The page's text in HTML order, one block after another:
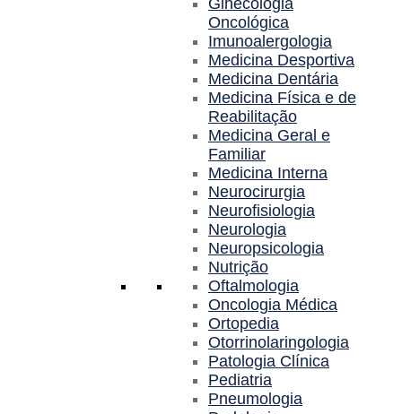
Ginecologia
Oncológica
Imunoalergologia
Medicina Desportiva
Medicina Dentária
Medicina Física e de
Reabilitação
Medicina Geral e
Familiar
Medicina Interna
Neurocirurgia
Neurofisiologia
Neurologia
Neuropsicologia
Nutrição
Oftalmologia
Oncologia Médica
Ortopedia
Otorrinolaringologia
Patologia Clínica
Pediatria
Pneumologia